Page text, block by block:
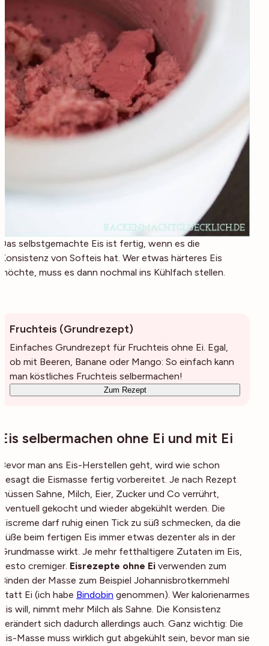
Das selbstgemachte Eis ist fertig, wenn es die
Konsistenz von Softeis hat. Wer etwas härteres Eis
möchte, muss es dann nochmal ins Kühlfach stellen.
Fruchteis (Grundrezept)
Einfaches Grundrezept für Fruchteis ohne Ei. Egal,
ob mit Beeren, Banane oder Mango: So einfach kann
man köstliches Fruchteis selbermachen!
Zum Rezept
Eis selbermachen ohne Ei und mit Ei
Bevor man ans Eis-Herstellen geht, wird wie schon
gesagt die Eismasse fertig vorbereitet. Je nach Rezept
müssen Sahne, Milch, Eier, Zucker und Co verrührt,
eventuell gekocht und wieder abgekühlt werden. Die
Eiscreme darf ruhig einen Tick zu süß schmecken, da die
Süße beim fertigen Eis immer etwas dezenter als in der
Grundmasse wirkt. Je mehr fetthaltigere Zutaten im Eis,
desto cremiger. Eisrezepte ohne Ei verwenden zum
Binden der Masse zum Beispiel Johannisbrotkernmehl
statt Ei (ich habe Bindobin genommen). Wer kalorienarmes
Eis will, nimmt mehr Milch als Sahne. Die Konsistenz
verändert sich dadurch allerdings auch. Ganz wichtig: Die
Eis-Masse muss wirklich gut abgekühlt sein, bevor man sie